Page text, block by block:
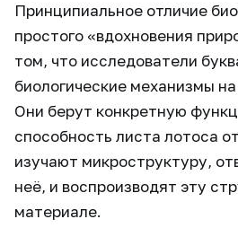
Принципиальное отличие
простого «вдохновения
том, что исследователи
биологические механизмы
Они берут конкретную
способность листа лотоса
изучают микроструктуру,
неё, и воспроизводят эту
материале.